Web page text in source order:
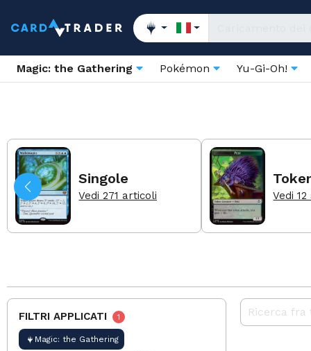
Magic: the Gathering Pokémon Yu-Gi-Oh!
Singole
Vedi 271 articoli Vedi
FILTRI APPLICATI 1
Magic: the Gathering